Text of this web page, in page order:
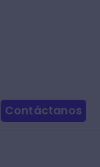
Contáctanos